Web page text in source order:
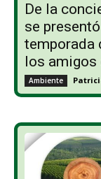
De la
se
temporada
los amigos
Ambiente